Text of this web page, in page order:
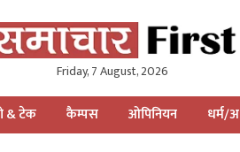
Friday, 7 August, 2026
& टेक कैम्पस ओपिनियन धर्म/